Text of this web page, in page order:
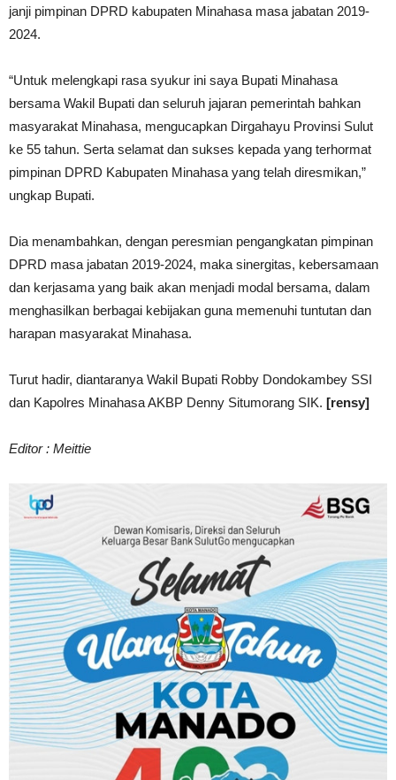
janji pimpinan DPRD kabupaten Minahasa masa jabatan 2019-
2024.
“Untuk melengkapi rasa syukur ini saya Bupati Minahasa
bersama Wakil Bupati dan seluruh jajaran pemerintah bahkan
masyarakat Minahasa, mengucapkan Dirgahayu Provinsi Sulut
ke 55 tahun. Serta selamat dan sukses kepada yang terhormat
pimpinan DPRD Kabupaten Minahasa yang telah diresmikan,”
ungkap Bupati.
Dia menambahkan, dengan peresmian pengangkatan pimpinan
DPRD masa jabatan 2019-2024, maka sinergitas, kebersamaan
dan kerjasama yang baik akan menjadi modal bersama, dalam
menghasilkan berbagai kebijakan guna memenuhi tuntutan dan
harapan masyarakat Minahasa.
Turut hadir, diantaranya Wakil Bupati Robby Dondokambey SSI
dan Kapolres Minahasa AKBP Denny Situmorang SIK. [rensy]
Editor : Meittie